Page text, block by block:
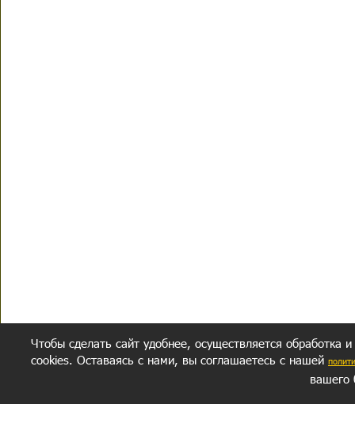
Чтобы сделать сайт удобнее, осуществляется обработка
cookies. Оставаясь с нами, вы соглашаетесь с нашей
вашего